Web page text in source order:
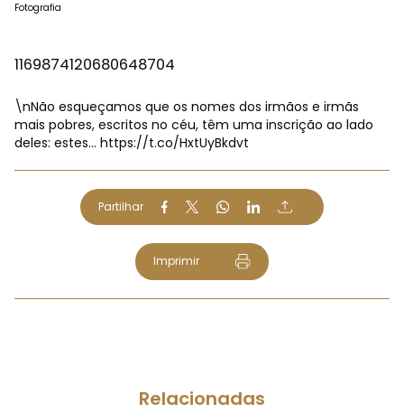
Fotografia
1169874120680648704
\nNão esqueçamos que os nomes dos irmãos e irmãs
mais pobres, escritos no céu, têm uma inscrição ao lado
deles: estes… https://t.co/HxtUyBkdvt
Partilhar
Imprimir
Relacionadas